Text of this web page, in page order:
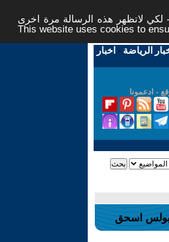
لاتظهر هذه الرسالة مرة اخرى -
This website uses cookies to
الرياضة - اخبار
- ادعمونا
اسحق